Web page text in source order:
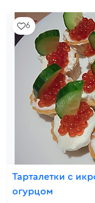
6
Тарталетки с
огурцом